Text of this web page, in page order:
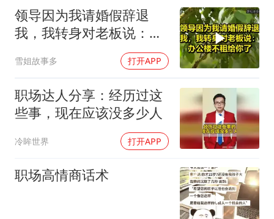
领导因为我请婚假辞退
我，我转身对老板说：办
雪姐故事多 打开APP
职场达人分享：经历过这
些事，现在应该没多少人
冷眸世界 打开APP
职场高情商话术